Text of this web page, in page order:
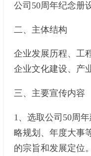
公司50周年纪念册
二、主体结构
企业发展历程、工
企业文化建设、产
三、主要宣传内容
1、选取公司50周
略规划、年度大事
的宗旨和发展定位。